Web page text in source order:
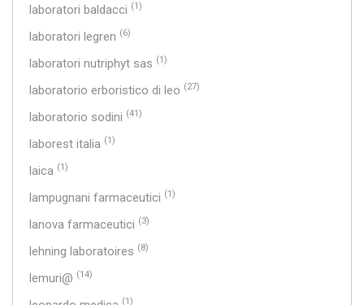
laboratori baldacci (1)
laboratori legren (6)
laboratori nutriphyt sas (1)
laboratorio erboristico di leo (27)
laboratorio sodini (41)
laborest italia (1)
laica (1)
lampugnani farmaceutici (1)
lanova farmaceutici (3)
lehning laboratoires (8)
lemuri@ (14)
(1)